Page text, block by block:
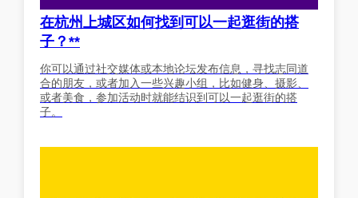
在杭州上城区如何找到可以一起逛街的搭
子？**
你可以通过社交媒体或本地论坛发布信息，寻找志同道
合的朋友，或者加入一些兴趣小组，比如健身、摄影、
或者美食，参加活动时就能结识到可以一起逛街的搭
子。